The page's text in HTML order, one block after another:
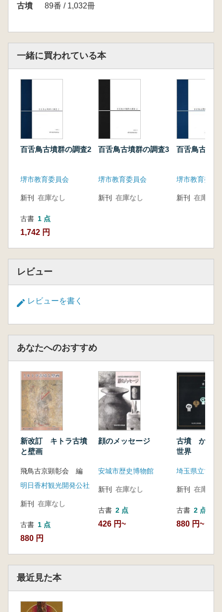
展示解説 ※約100頁
3 文字のひろがり 普及と習得
栄原永遠男「木簡に歌を書くこと 歌木簡と
古墳 89番 / 1,032冊
一緒に買われている本
百舌鳥古墳群の調査2
堺市教育委員会
新刊 在庫なし
古書 1 点
1,742 円
百舌鳥古墳群の調査3
堺市教育委員会
新刊 在庫なし
百舌鳥古墳
堺市教育委員
新刊 在庫なし
レビュー
レビューを書く
あなたへのおすすめ
新改訂 キトラ古墳
と壁画
飛鳥古京顕彰会 編
明日香村観光開発公社
新刊 在庫なし
古書 1 点
880 円
顔のメッセージ
安城市歴史博物館
新刊 在庫なし
古書 2 点
426 円~
古墳 かざり
世界
埼玉県立博物
新刊 在庫なし
古書 2 点
880 円~
最近見た本